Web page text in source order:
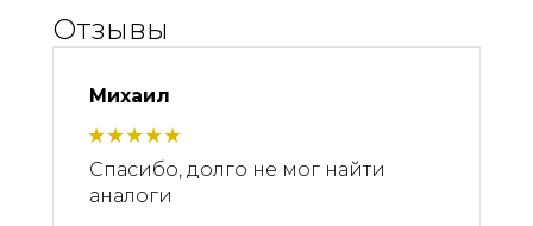
Отзывы
Михаил
Спасибо, долго не мог найти
аналоги